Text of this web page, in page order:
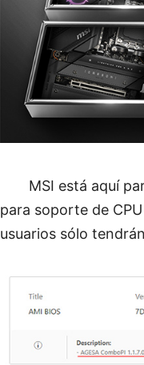
MSI está aquí
para soporte de
usuarios sólo